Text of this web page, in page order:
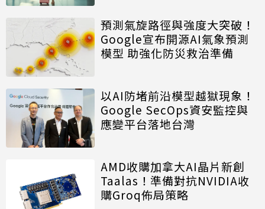
預測氣旋路徑與強度大突破！
Google宣布開源AI氣象預測
模型 助強化防災救治準備
以AI防堵前沿模型越獄現象！
Google SecOps資安監控與
應變平台落地台灣
AMD收購加拿大AI晶片新創
Taalas！準備對抗NVIDIA收
購Groq佈局策略